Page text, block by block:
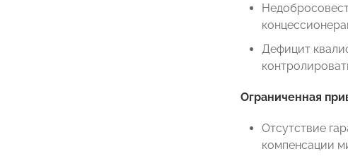
Дефицит
Ограниченная
Отсутствие
компенсации